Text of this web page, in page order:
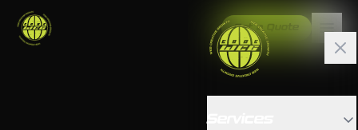
Get a Quote